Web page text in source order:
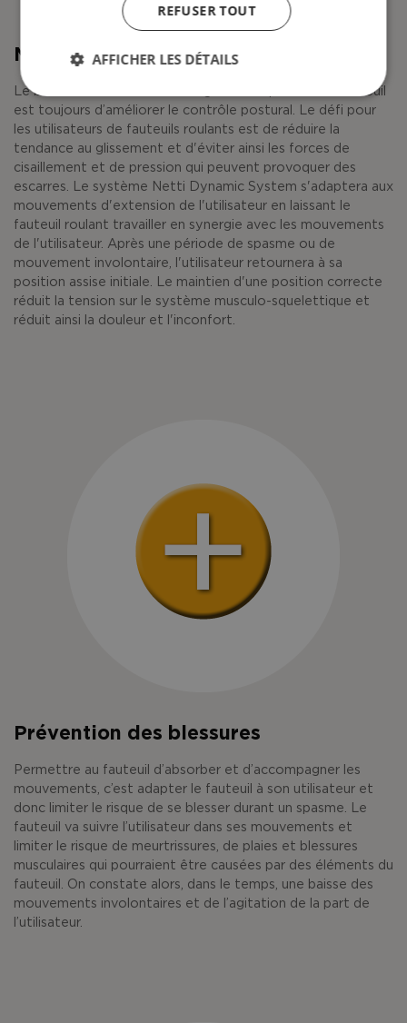
Meilleur contrôle postural
Le but recherché dans la configuration optimale du fauteuil
est toujours d’améliorer le contrôle postural. Le défi pour
les utilisateurs de fauteuils roulants est de réduire la
tendance au glissement et d'éviter ainsi les forces de
cisaillement et de pression qui peuvent provoquer des
escarres. Le système Netti Dynamic System s'adaptera aux
mouvements d'extension de l'utilisateur en laissant le
fauteuil roulant travailler en synergie avec les mouvements
de l'utilisateur. Après une période de spasme ou de
mouvement involontaire, l'utilisateur retournera à sa
position assise initiale. Le maintien d'une position correcte
réduit la tension sur le système musculo-squelettique et
réduit ainsi la douleur et l'inconfort.
Prévention des blessures
Permettre au fauteuil d’absorber et d’accompagner les
mouvements, c’est adapter le fauteuil à son utilisateur et
donc limiter le risque de se blesser durant un spasme. Le
fauteuil va suivre l’utilisateur dans ses mouvements et
limiter le risque de meurtrissures, de plaies et blessures
musculaires qui pourraient être causées par des éléments du
fauteuil. On constate alors, dans le temps, une baisse des
mouvements involontaires et de l’agitation de la part de
l’utilisateur.
REFUSER TOUT
AFFICHER LES DÉTAILS